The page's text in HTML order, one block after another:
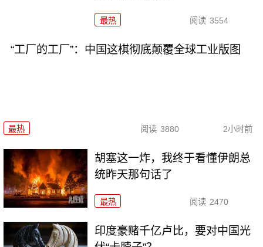
最热 阅读 3554
“工厂的工厂”：中国这棋彻底颠覆全球工业版图
最热 阅读 3880 2小时前
胡塞这一炸，我终于看懂伊朗总
统昨天那句话了
最热 阅读 2470
印度豪赌千亿卢比，要对中国光